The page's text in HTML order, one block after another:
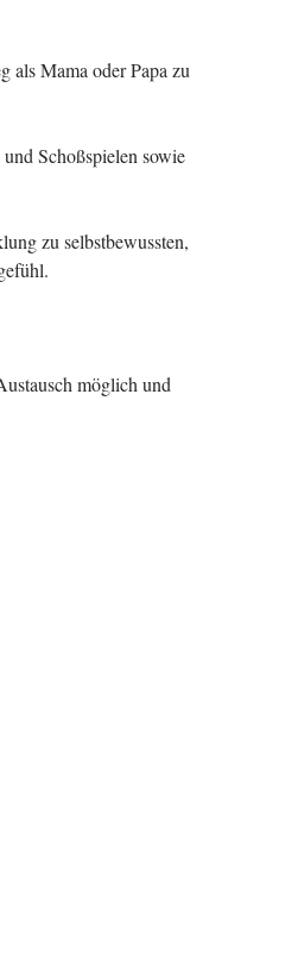
als Mama oder Papa zu
Schoßspielen sowie
zu selbstbewussten,
möglich und